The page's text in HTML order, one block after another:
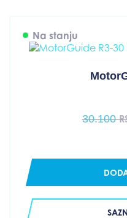
Na stanju
30.100